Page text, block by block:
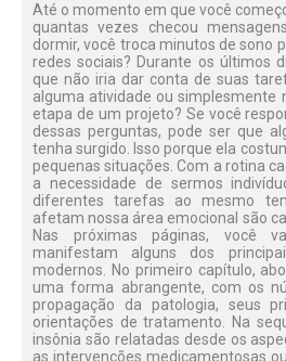
Até o momento em que você
quantas vezes checou
dormir, você troca minutos de sono
redes sociais? Durante os últimos
que não iria dar conta de suas
alguma atividade ou simplesmente
etapa de um projeto? Se você
dessas perguntas, pode ser que
tenha surgido. Isso porque ela
pequenas situações. Com a rotina
a necessidade de sermos
diferentes tarefas ao mesmo
afetam nossa área emocional são
Nas próximas páginas, você
manifestam alguns dos
modernos. No primeiro capítulo,
uma forma abrangente, com os
propagação da patologia, seus
orientações de tratamento. Na
insônia são relatadas desde os
as intervenções medicamentosas